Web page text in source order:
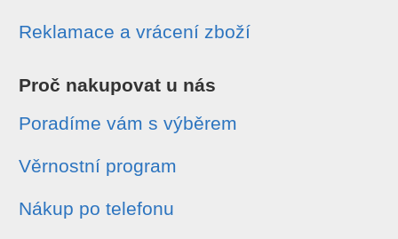
Reklamace a vrácení zboží
Proč nakupovat u nás
Poradíme vám s výběrem
Věrnostní program
Nákup po telefonu